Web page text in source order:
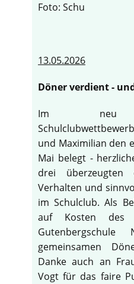
Foto: Schu
13.05.2026
Döner verdient -
Im neu
und Maximilian den
Mai belegt -
drei überzeugten
Verhalten und
im Schulclub. Als
auf Kosten des
gemeinsamen
Danke auch an
Vogt für das faire